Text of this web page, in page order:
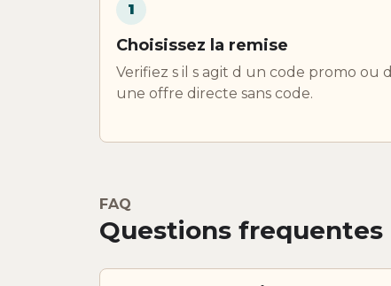
1
Choisissez la remise
Verifiez s il s agit d un code promo ou d
une offre directe sans code.
FAQ
Questions frequentes